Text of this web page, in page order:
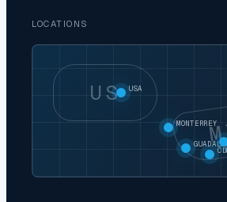
LOCATIONS
US USA
MONTERREY